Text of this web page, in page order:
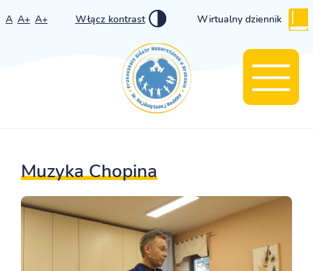
A A+ A+ Włącz kontrast Wirtualny dziennik
Muzyka Chopina